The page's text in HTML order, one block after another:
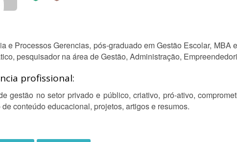
e Processos Gerencias, pós-graduado em Gestão Escolar, MBA
pesquisador na área de Gestão, Administração,
profissional:
gestão no setor privado e público, criativo, pró-ativo,
conteúdo educacional, projetos, artigos e resumos.